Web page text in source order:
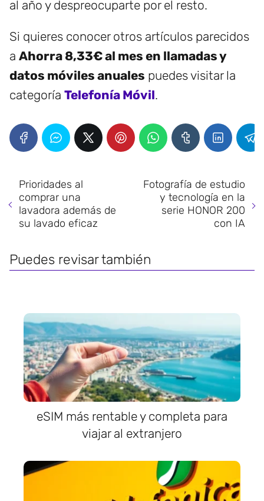
al año y despreocuparte por el resto.
Si quieres conocer otros artículos parecidos
a Ahorra 8,33€ al mes en llamadas y
datos móviles anuales puedes visitar la
categoría Telefonía Móvil.
Prioridades al
comprar una
lavadora además de
su lavado eficaz
Fotografía de estudio
y tecnología en la
serie HONOR 200
con IA
Puedes revisar también
eSIM más rentable y completa para
viajar al extranjero